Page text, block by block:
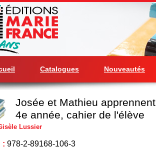
Catalogues Nouveautés
Josée et Mathieu
4e année, cahier de l'élève
Lussier
: 978-2-89168-106-3